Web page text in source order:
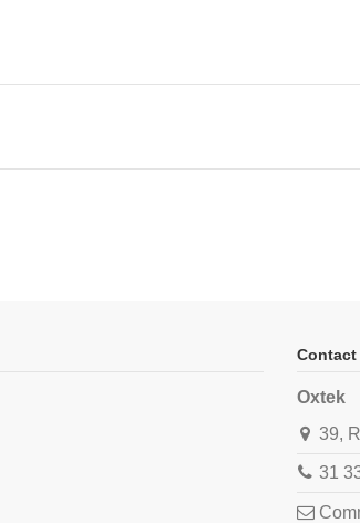
Contact
Oxtek
39,
31